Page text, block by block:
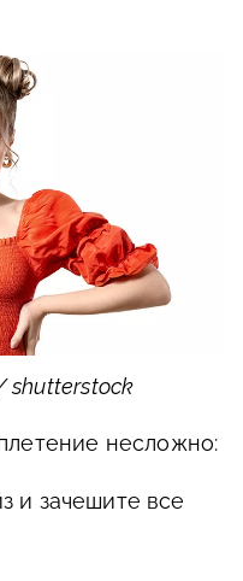
несложно:
и зачешите все